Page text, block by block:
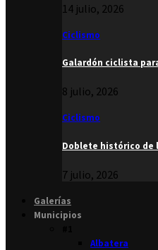
14 julio, 2026
Ciclismo
Galardón ciclista
8 julio, 2026
Ciclismo
Doblete histórico de
7 julio, 2026
Galerías
Municipios
Albatera